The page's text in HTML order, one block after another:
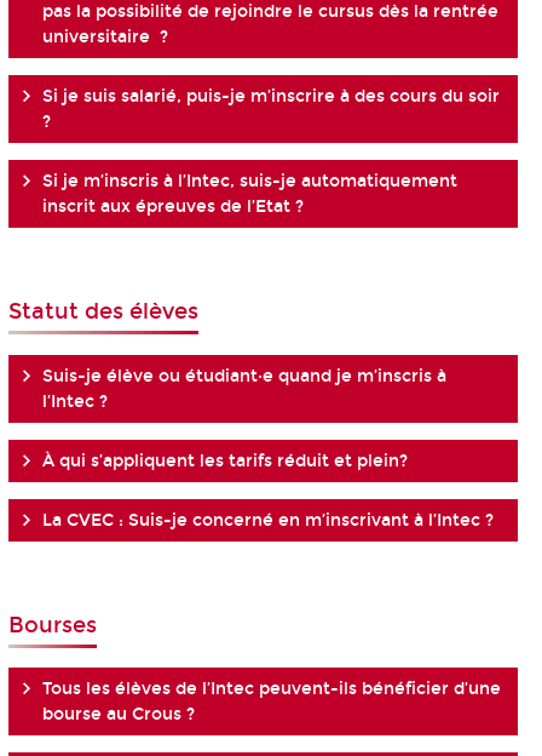
pas la possibilité de rejoindre le cursus dès la rentrée
universitaire ?
Si je suis salarié, puis-je m’inscrire à des cours du soir
?
Si je m’inscris à l’Intec, suis-je automatiquement
inscrit aux épreuves de l’Etat ?
Statut des élèves
Suis-je élève ou étudiant·e quand je m’inscris à
l’Intec ?
À qui s’appliquent les tarifs réduit et plein?
La CVEC : Suis-je concerné en m’inscrivant à l’Intec ?
Bourses
Tous les élèves de l’Intec peuvent-ils bénéficier d’une
bourse au Crous ?